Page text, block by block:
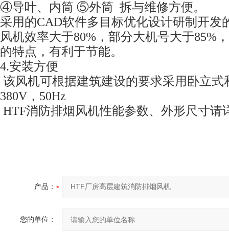
④导叶、内筒 ⑤外筒 拆与维修方便。
采用的CAD软件多目标优化设计研制开发
风机效率大于80%，部分大机号大于85%
的特点，有利于节能。
4.安装方便
该风机可根据建筑建设的要求采用卧立
380V，50Hz
HTF消防排烟风机性能参数、外形尺寸请
产品：
您的单位：